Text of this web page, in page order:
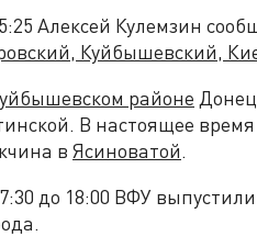
Алексей Кулемзин
Куйбышевский,
районе
В настоящее
в Ясиноватой.
до 18:00 ВФУ